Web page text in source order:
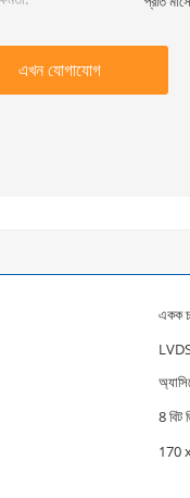
এখন যোগাযোগ
একক
8 বিট
170